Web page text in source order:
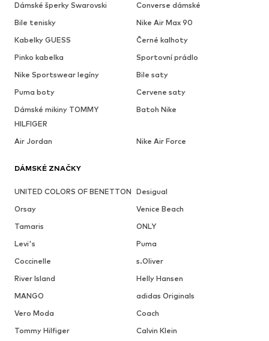
Dámské šperky Swarovski
Converse dámské
Bile tenisky
Nike Air Max 90
Kabelky GUESS
Černé kalhoty
Pinko kabelka
Sportovní prádlo
Nike Sportswear legíny
Bile saty
Puma boty
Cervene saty
Dámské mikiny TOMMY
HILFIGER
Batoh Nike
Air Jordan Nike Air Force
DÁMSKÉ ZNAČKY
UNITED COLORS OF BENETTON Desigual
Orsay
Venice Beach
Tamaris
ONLY
Levi's
Puma
Coccinelle
s.Oliver
River Island
Helly Hansen
MANGO
adidas Originals
Vero Moda
Coach
Tommy Hilfiger
Calvin Klein